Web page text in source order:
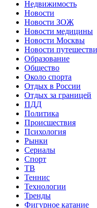
Недвижимость
Новости
Новости ЗОЖ
Новости медицины
Новости Москвы
Новости
Образование
Общество
Около спорта
Отдых в России
Отдых за границей
ПДД
Политика
Происшествия
Психология
Рынки
Сериалы
Спорт
ТВ
Теннис
Технологии
Тренды
Фигурное катание